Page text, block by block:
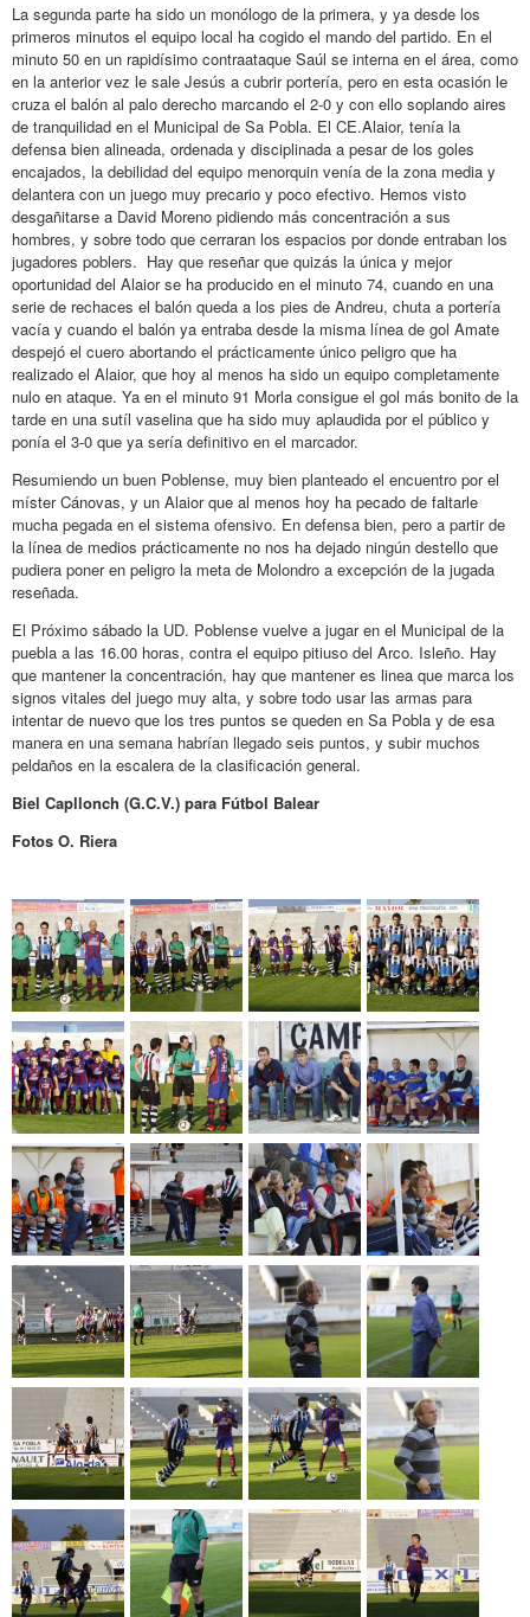
La segunda parte ha sido un monólogo de la primera, y ya desde los
primeros minutos el equipo local ha cogido el mando del partido. En el
minuto 50 en un rapidísimo contraataque Saúl se interna en el área, como
en la anterior vez le sale Jesús a cubrir portería, pero en esta ocasión le
cruza el balón al palo derecho marcando el 2-0 y con ello soplando aires
de tranquilidad en el Municipal de Sa Pobla. El CE.Alaior, tenía la
defensa bien alineada, ordenada y disciplinada a pesar de los goles
encajados, la debilidad del equipo menorquin venía de la zona media y
delantera con un juego muy precario y poco efectivo. Hemos visto
desgañitarse a David Moreno pidiendo más concentración a sus
hombres, y sobre todo que cerraran los espacios por donde entraban los
jugadores poblers. Hay que reseñar que quizás la única y mejor
oportunidad del Alaior se ha producido en el minuto 74, cuando en una
serie de rechaces el balón queda a los pies de Andreu, chuta a portería
vacía y cuando el balón ya entraba desde la misma línea de gol Amate
despejó el cuero abortando el prácticamente único peligro que ha
realizado el Alaior, que hoy al menos ha sido un equipo completamente
nulo en ataque. Ya en el minuto 91 Morla consigue el gol más bonito de la
tarde en una sutíl vaselina que ha sido muy aplaudida por el público y
ponía el 3-0 que ya sería definitivo en el marcador.
Resumiendo un buen Poblense, muy bien planteado el encuentro por el
míster Cánovas, y un Alaior que al menos hoy ha pecado de faltarle
mucha pegada en el sistema ofensivo. En defensa bien, pero a partir de
la línea de medios prácticamente no nos ha dejado ningún destello que
pudiera poner en peligro la meta de Molondro a excepción de la jugada
reseñada.
El Próximo sábado la UD. Poblense vuelve a jugar en el Municipal de la
puebla a las 16.00 horas, contra el equipo pitiuso del Arco. Isleño. Hay
que mantener la concentración, hay que mantener es linea que marca los
signos vitales del juego muy alta, y sobre todo usar las armas para
intentar de nuevo que los tres puntos se queden en Sa Pobla y de esa
manera en una semana habrían llegado seis puntos, y subir muchos
peldaños en la escalera de la clasificación general.
Biel Capllonch (G.C.V.) para Fútbol Balear
Fotos O. Riera